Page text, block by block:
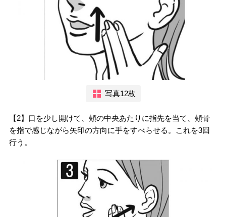
写真12枚
【2】口を少し開けて、頰の中央あたりに指先を当て、頰骨
を指で感じながら矢印の方向に手をすべらせる。これを3回
行う。